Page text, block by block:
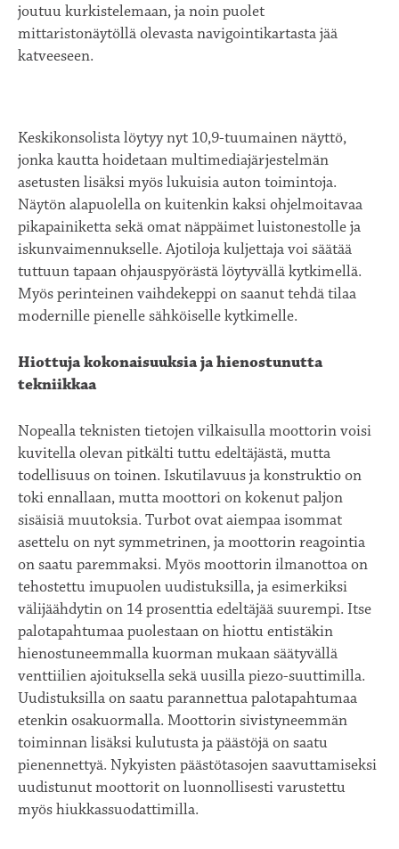
joutuu kurkistelemaan, ja noin puolet
mittaristonäytöllä olevasta navigointikartasta jää
katveeseen.
Keskikonsolista löytyy nyt 10,9-tuumainen näyttö,
jonka kautta hoidetaan multimediajärjestelmän
asetusten lisäksi myös lukuisia auton toimintoja.
Näytön alapuolella on kuitenkin kaksi ohjelmoitavaa
pikapainiketta sekä omat näppäimet luistonestolle ja
iskunvaimennukselle. Ajotiloja kuljettaja voi säätää
tuttuun tapaan ohjauspyörästä löytyvällä kytkimellä.
Myös perinteinen vaihdekeppi on saanut tehdä tilaa
modernille pienelle sähköiselle kytkimelle.
Hiottuja kokonaisuuksia ja hienostunutta
tekniikkaa
Nopealla teknisten tietojen vilkaisulla moottorin voisi
kuvitella olevan pitkälti tuttu edeltäjästä, mutta
todellisuus on toinen. Iskutilavuus ja konstruktio on
toki ennallaan, mutta moottori on kokenut paljon
sisäisiä muutoksia. Turbot ovat aiempaa isommat
asettelu on nyt symmetrinen, ja moottorin reagointia
on saatu paremmaksi. Myös moottorin ilmanottoa on
tehostettu imupuolen uudistuksilla, ja esimerkiksi
välijäähdytin on 14 prosenttia edeltäjää suurempi. Itse
palotapahtumaa puolestaan on hiottu entistäkin
hienostuneemmalla kuorman mukaan säätyvällä
venttiilien ajoituksella sekä uusilla piezo-suuttimilla.
Uudistuksilla on saatu parannettua palotapahtumaa
etenkin osakuormalla. Moottorin sivistyneemmän
toiminnan lisäksi kulutusta ja päästöjä on saatu
pienennettyä. Nykyisten päästötasojen saavuttamiseksi
uudistunut moottorit on luonnollisesti varustettu
myös hiukkassuodattimilla.